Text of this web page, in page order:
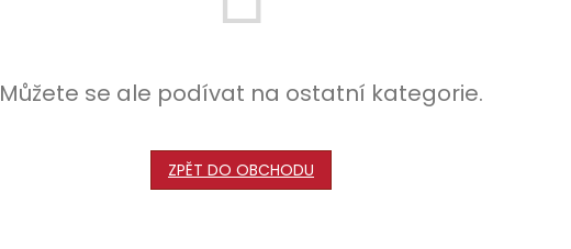
Můžete se ale podívat na ostatní kategorie.
ZPĚT DO OBCHODU